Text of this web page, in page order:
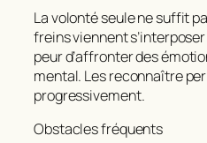
La volonté seule ne suffit
freins viennent
peur d’affronter des
mental. Les reconnaître
progressivement.
Obstacles fréquents